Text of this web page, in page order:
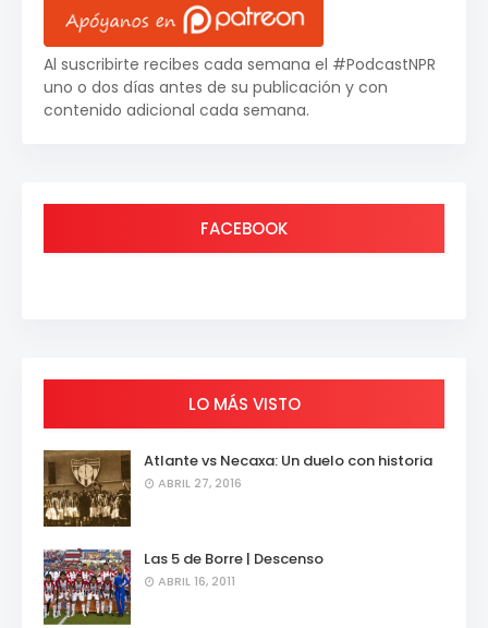
Al suscribirte recibes cada semana el #PodcastNPR
uno o dos días antes de su publicación y con
contenido adicional cada semana.
FACEBOOK
LO MÁS VISTO
Atlante vs Necaxa: Un duelo con historia
ABRIL 27, 2016
Las 5 de Borre | Descenso
ABRIL 16, 2011